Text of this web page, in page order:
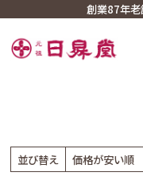
創業87年
並び替え 価格が安い順